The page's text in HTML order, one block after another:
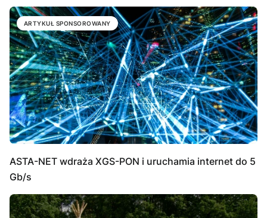
ARTYKUŁ SPONSOROWANY
ASTA-NET wdraża XGS-PON i uruchamia internet do 5
Gb/s